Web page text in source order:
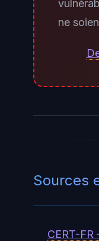
provenir
ne
Sources
CERT-